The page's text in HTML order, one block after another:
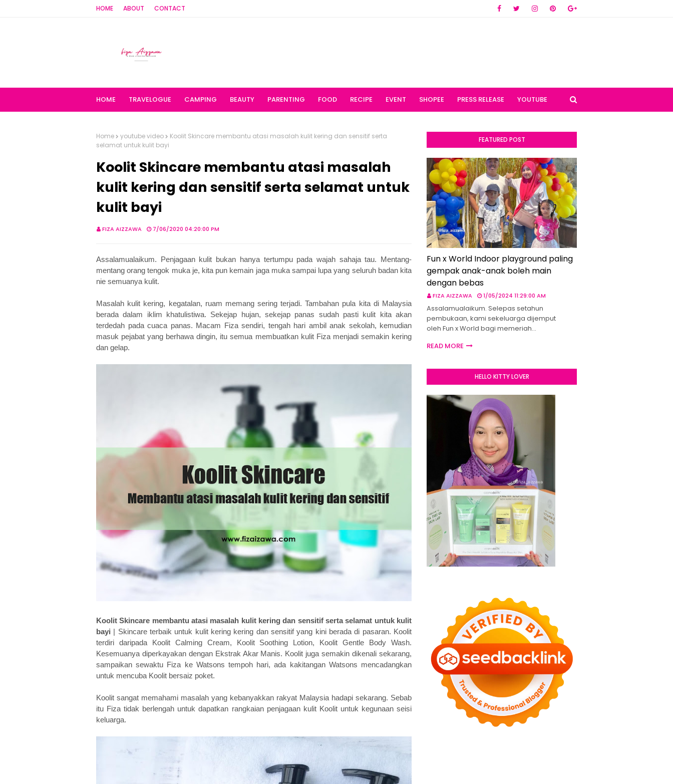
HOME ABOUT CONTACT
HOME TRAVELOGUE CAMPING BEAUTY PARENTING FOOD RECIPE EVENT SHOPEE PRESS RELEASE YOUTUBE
Home youtube video
Koolit Skincare membantu atasi masalah kulit kering dan sensitif serta
selamat untuk kulit bayi
Koolit Skincare membantu atasi masalah
kulit kering dan sensitif serta selamat untuk
kulit bayi
FIZA AIZZAWA 7/06/2020 04:20:00 PM
Assalamualaikum. Penjagaan kulit bukan hanya tertumpu pada wajah sahaja tau. Mentang-
mentang orang tengok muka je, kita pun kemain jaga muka sampai lupa yang seluruh badan kita
nie semuanya kulit.
Masalah kulit kering, kegatalan, ruam memang sering terjadi. Tambahan pula kita di Malaysia
berada dalam iklim khatulistiwa. Sekejap hujan, sekejap panas sudah pasti kulit kita akan
terdedah pada cuaca panas. Macam Fiza sendiri, tengah hari ambil anak sekolah, kemudian
masuk pejabat yang berhawa dingin, itu semua membuatkan kulit Fiza menjadi semakin kering
dan gelap.
Koolit Skincare membantu atasi masalah kulit kering dan sensitif serta selamat untuk kulit
bayi | Skincare terbaik untuk kulit kering kering dan sensitif yang kini berada di pasaran. Koolit
terdiri daripada Koolit Calming Cream, Koolit Soothing Lotion, Koolit Gentle Body Wash.
Kesemuanya diperkayakan dengan Ekstrak Akar Manis. Koolit juga semakin dikenali sekarang,
sampaikan sewaktu Fiza ke Watsons tempoh hari, ada kakitangan Watsons mencadangkan
untuk mencuba Koolit bersaiz poket.
Koolit sangat memahami masalah yang kebanyakkan rakyat Malaysia hadapi sekarang. Sebab
itu Fiza tidak berlengah untuk dapatkan rangkaian penjagaan kulit Koolit untuk kegunaan seisi
keluarga.
FEATURED POST
Fun x World Indoor playground paling
gempak anak-anak boleh main
dengan bebas
FIZA AIZZAWA 1/05/2024 11:29:00 AM
Assalamualaikum. Selepas setahun
pembukaan, kami sekeluarga dijemput
oleh Fun x World bagi memeriah…
READ MORE
HELLO KITTY LOVER